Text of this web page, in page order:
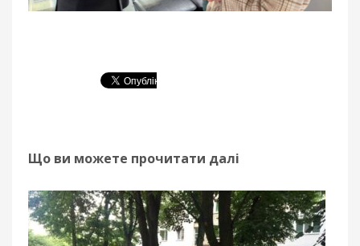
Що ви можете прочитати далі